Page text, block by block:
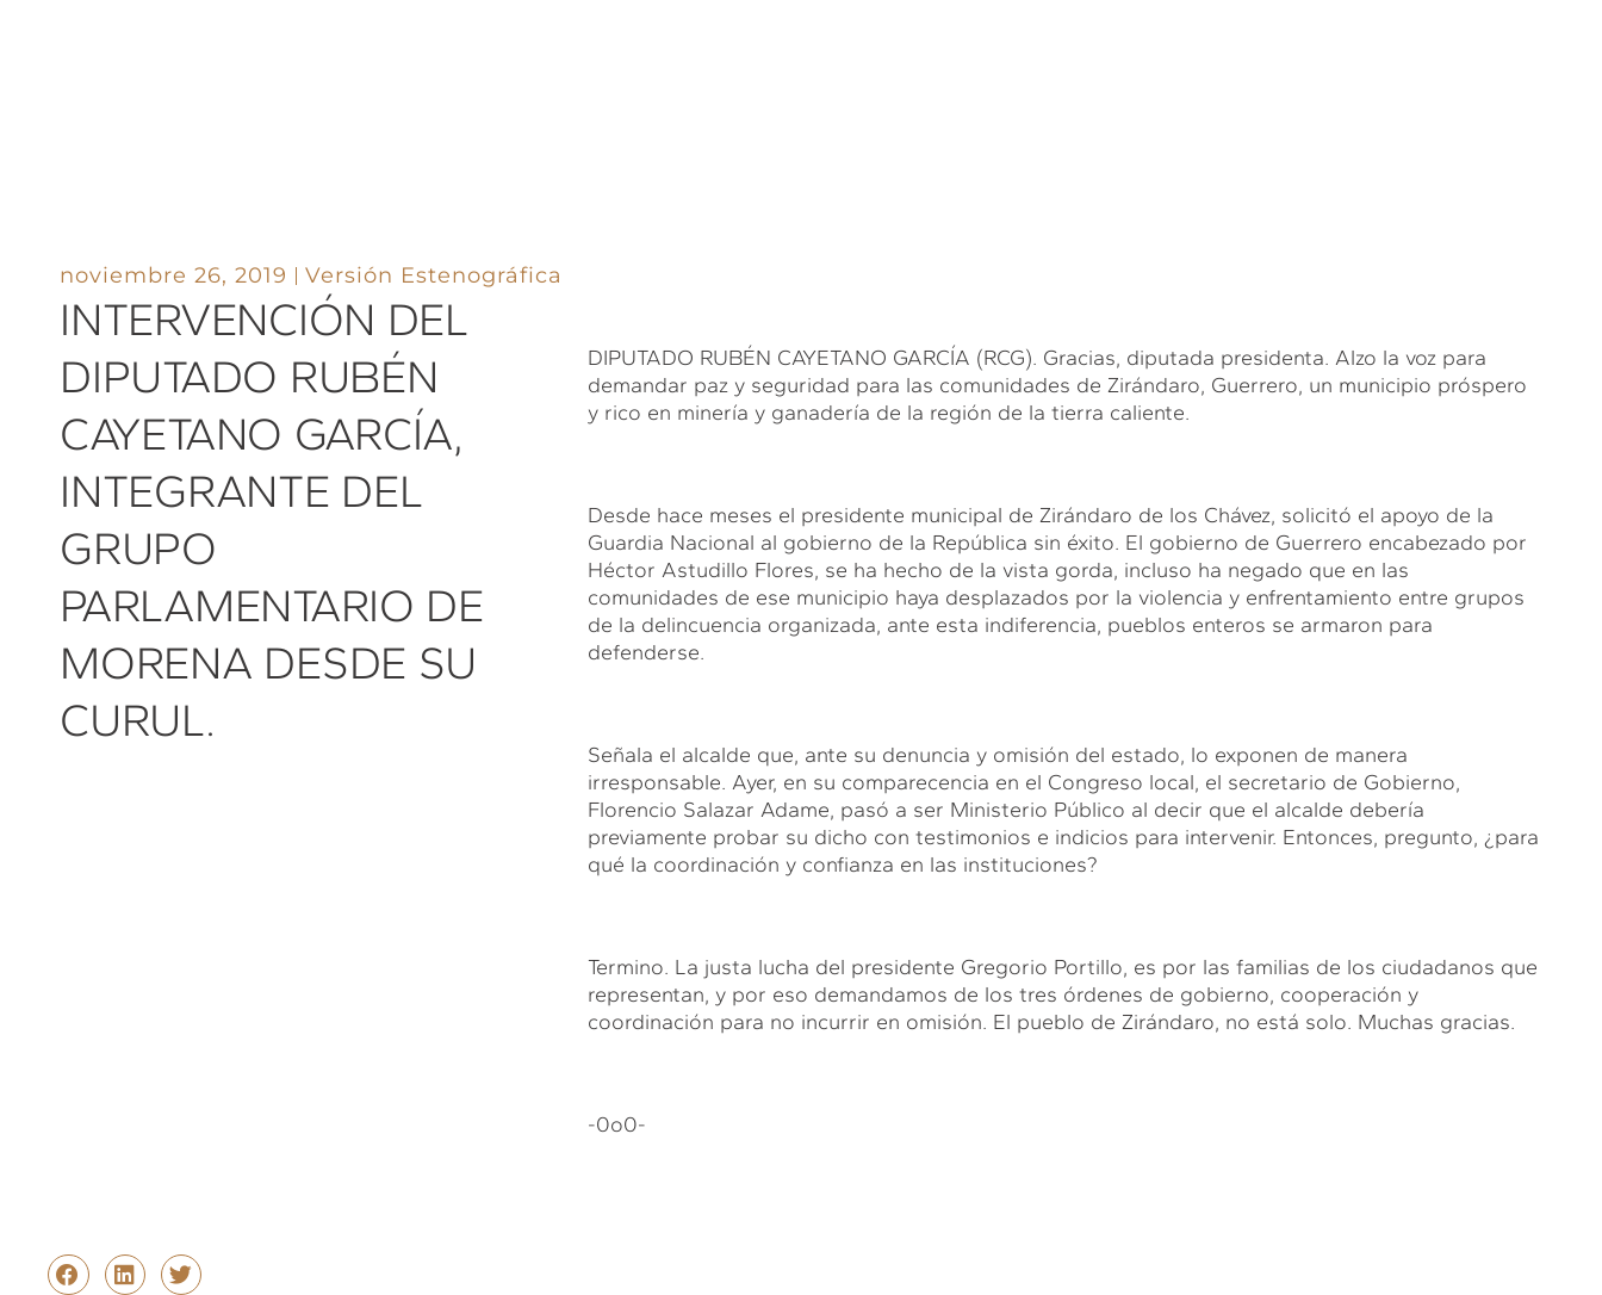
noviembre 26, 2019 Versión Estenográfica
INTERVENCIÓN DEL
DIPUTADO RUBÉN
CAYETANO GARCÍA,
INTEGRANTE DEL
GRUPO
PARLAMENTARIO DE
MORENA DESDE SU
CURUL.
DIPUTADO RUBÉN CAYETANO GARCÍA (RCG). Gracias, diputada presidenta. Alzo la voz para
demandar paz y seguridad para las comunidades de Zirándaro, Guerrero, un municipio próspero
y rico en minería y ganadería de la región de la tierra caliente.
Desde hace meses el presidente municipal de Zirándaro de los Chávez, solicitó el apoyo de la
Guardia Nacional al gobierno de la República sin éxito. El gobierno de Guerrero encabezado por
Héctor Astudillo Flores, se ha hecho de la vista gorda, incluso ha negado que en las
comunidades de ese municipio haya desplazados por la violencia y enfrentamiento entre grupos
de la delincuencia organizada, ante esta indiferencia, pueblos enteros se armaron para
defenderse.
Señala el alcalde que, ante su denuncia y omisión del estado, lo exponen de manera
irresponsable. Ayer, en su comparecencia en el Congreso local, el secretario de Gobierno,
Florencio Salazar Adame, pasó a ser Ministerio Público al decir que el alcalde debería
previamente probar su dicho con testimonios e indicios para intervenir. Entonces, pregunto, ¿para
qué la coordinación y confianza en las instituciones?
Termino. La justa lucha del presidente Gregorio Portillo, es por las familias de los ciudadanos que
representan, y por eso demandamos de los tres órdenes de gobierno, cooperación y
coordinación para no incurrir en omisión. El pueblo de Zirándaro, no está solo. Muchas gracias.
-0o0-